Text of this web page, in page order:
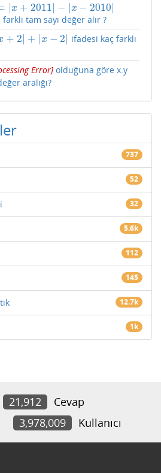
|x + 2011| − |x − 2010|
x 2011 |−|x− 2010|
tam sayı değer alır ?
+ 2 + x − 2
x +2|+ x− 2|
ifadesi kaç farklı
Error]olduğuna göre x.y
aralığı?
737
52
32
5.6k
112
145
12.7k
1k
21,912
Cevap
3,978,009 Kullanıcı